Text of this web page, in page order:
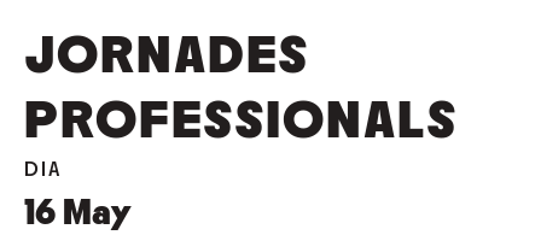
JORNADES
PROFESSIONALS
DIA
16 May